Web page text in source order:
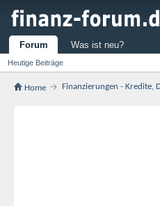
Forum
Heutige Beiträge
Was ist neu?
Home Finanzierungen - Kredite,